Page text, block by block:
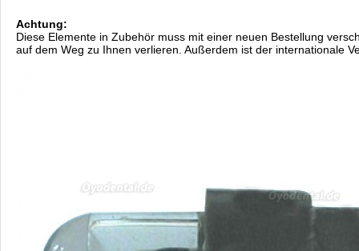
Achtung:
Diese Elemente in Zubehör muss mit einer neuen Bestellung
auf dem Weg zu Ihnen verlieren. Außerdem ist der internationale